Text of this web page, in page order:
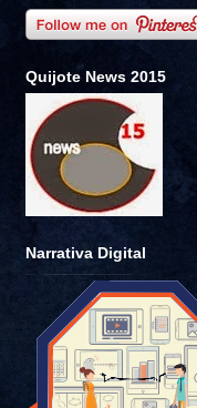
Quijote News 2015
Narrativa Digital